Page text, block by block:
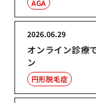
AGA
オンライン診療
ン
2026.06.29
円形脱毛症